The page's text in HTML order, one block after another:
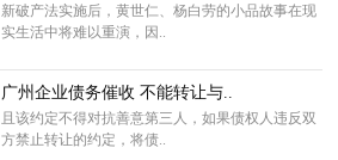
新破产法实施后，黄世仁、杨白劳的小品故事在现
实生活中将难以重演，因..
广州企业债务催收 不能转让与..
且该约定不得对抗善意第三人，如果债权人违反双
方禁止转让的约定，将债..